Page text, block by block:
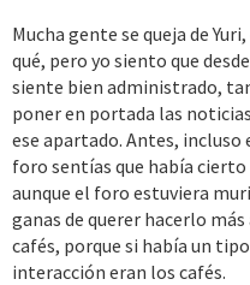
existe un algoritmo que no
el punto es que no va a servir
la administración no le
ahora el enfoque de la
juegue los proyectos y no
Mucha gente se queja de
qué, pero yo siento que
siente bien administrado,
poner en portada las
ese apartado. Antes, incluso
foro sentías que había
aunque el foro estuviera
ganas de querer hacerlo
cafés, porque si había un
interacción eran los cafés.